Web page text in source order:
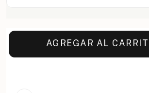
AGREGAR AL